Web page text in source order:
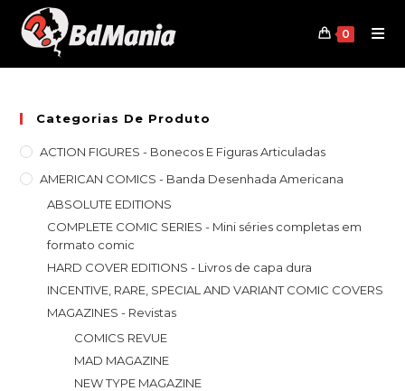
content
0
Categorias De Produto
ACTION FIGURES - Bonecos E Figuras Articuladas
AMERICAN COMICS - Banda Desenhada Americana
ABSOLUTE EDITIONS
COMPLETE COMIC SERIES - Mini séries completas em
formato comic
HARD COVER EDITIONS - Livros de capa dura
INCENTIVE, RARE, SPECIAL AND VARIANT COMIC COVERS
MAGAZINES - Revistas
COMICS REVUE
MAD MAGAZINE
NEW TYPE MAGAZINE